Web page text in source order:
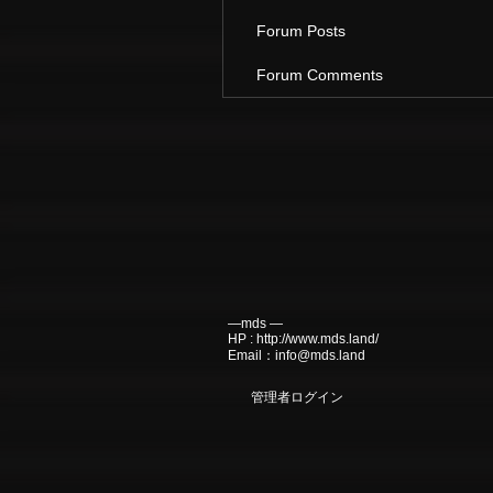
Forum Posts
Forum Comments
―mds ―
HP : http://www.mds.land/
Email： info@mds.land
管理者ログイン